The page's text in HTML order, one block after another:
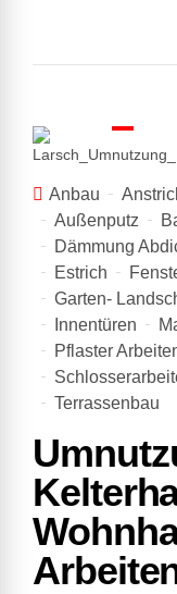
Anbau
Außenputz
Dämmung
Estrich
Garten-
Innentüren
Pflaster
Terrassenbau